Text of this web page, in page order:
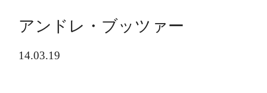
アンドレ・ブッツァー
14.03.19